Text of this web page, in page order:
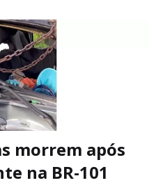
morrem após
na BR-101